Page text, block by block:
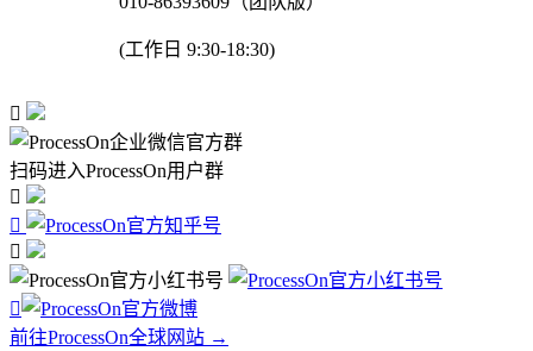
(工作日 9:30-18:30)

扫码进入ProcessOn用户群




前往ProcessOn全球网站 →